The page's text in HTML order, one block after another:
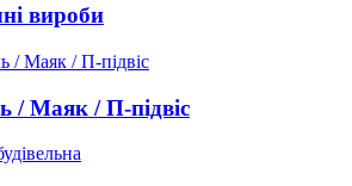
вироби
/ Маяк / П-підвіс